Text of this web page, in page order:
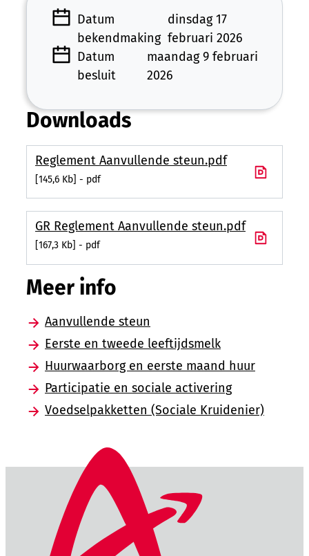
Datum
bekendmaking
dinsdag 17
februari 2026
Datum
besluit
maandag 9 februari
2026
Downloads
Reglement Aanvullende steun.pdf
145,6 Kb pdf
GR Reglement Aanvullende steun.pdf
167,3 Kb pdf
Meer info
Aanvullende steun
Eerste en tweede leeftijdsmelk
Huurwaarborg en eerste maand huur
Participatie en sociale activering
Voedselpakketten (Sociale Kruidenier)